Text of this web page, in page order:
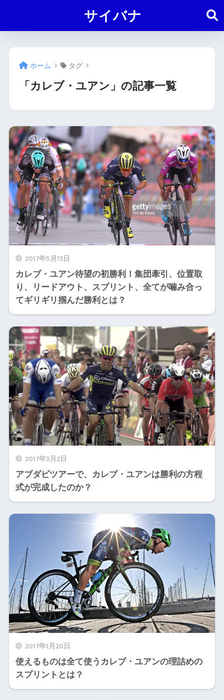
サイバナ
ホーム タグ
「カレブ・ユアン」の記事一覧
2017年5月13日
カレブ・ユアン待望の初勝利！集団牽引、位置取
り、リードアウト、スプリント、全てが噛み合っ
てギリギリ掴んだ勝利とは？
2017年3月2日
アブダビツアーで、カレブ・ユアンは勝利の方程
式が完成したのか？
2017年1月20日
使えるものは全て使うカレブ・ユアンの理詰めの
スプリントとは？